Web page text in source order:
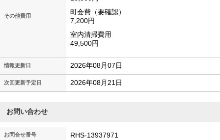
その他費用
町会費（要確認）
7,200円
室内清掃費用
49,500円
情報更新日 2026年08月07日
次回更新予定日 2026年08月21日
お問い合わせ
お問合せ番号 RHS-13937971